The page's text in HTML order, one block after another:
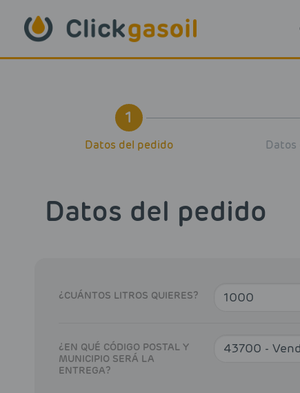
1
Datos del pedido Datos
Datos del pedido
¿CUÁNTOS LITROS QUIERES?
¿EN QUÉ CÓDIGO POSTAL Y
MUNICIPIO SERÁ LA
ENTREGA?